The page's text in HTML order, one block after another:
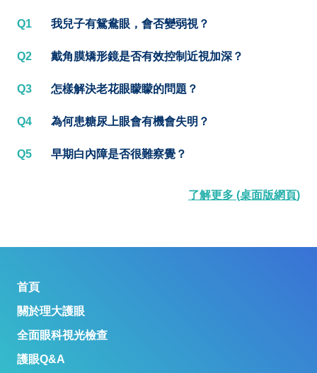
Q1 我兒子有鴛鴦眼，會否變弱視？
Q2 戴角膜矯形鏡是否有效控制近視加深？
Q3 怎樣解決老花眼矇矇的問題？
Q4 為何患糖尿上眼會有機會失明？
Q5 早期白內障是否很難察覺？
了解更多 (桌面版網頁)
首頁
關於理大護眼
全面眼科視光檢查
護眼Q&A